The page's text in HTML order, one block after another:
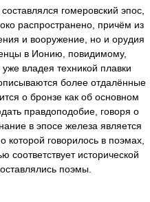
гомеровский эпос,
распространено, причём из
и вооружение, но и орудия
в Ионию, повидимому,
владея техникой плавки
более отдалённые
о бронзе как об основном
правдоподобие, говоря о
в эпосе железа является
говорилось в поэмах,
исторической
поэмы.